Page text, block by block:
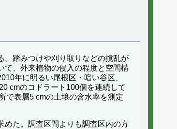
。踏みつけや刈り取りなどの撹乱が
て、外来植物の侵入の程度と空間構
年に明るい尾根区・暗い谷区、
cmのコドラート100個を連続して
で表層5 cmの土壌の含水率を測定
めた。調査区間よりも調査区内の方